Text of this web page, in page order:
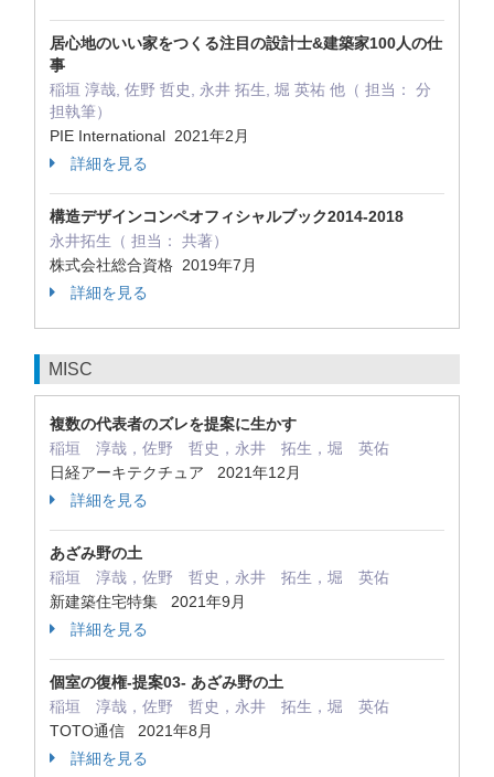
居心地のいい家をつくる注目の設計士&建築家100人の仕
事
稲垣 淳哉, 佐野 哲史, 永井 拓生, 堀 英祐 他（ 担当： 分
担執筆）
PIE International 2021年2月
詳細を見る
構造デザインコンペオフィシャルブック2014-2018
永井拓生（ 担当： 共著）
株式会社総合資格 2019年7月
詳細を見る
MISC
複数の代表者のズレを提案に生かす
稲垣 淳哉，佐野 哲史，永井 拓生，堀 英佑
日経アーキテクチュア 2021年12月
詳細を見る
あざみ野の土
稲垣 淳哉，佐野 哲史，永井 拓生，堀 英佑
新建築住宅特集 2021年9月
詳細を見る
個室の復権-提案03- あざみ野の土
稲垣 淳哉，佐野 哲史，永井 拓生，堀 英佑
TOTO通信 2021年8月
詳細を見る